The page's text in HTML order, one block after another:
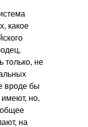
какое
только, не
вроде бы
но,
на